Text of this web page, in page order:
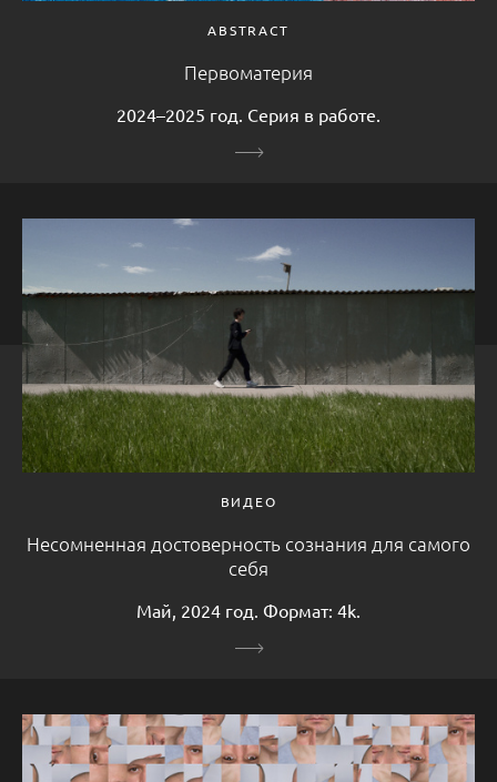
ABSTRACT
Первоматерия
2024–2025 год. Серия в работе.
ВИДЕО
Несомненная достоверность сознания для самого
себя
Май, 2024 год. Формат: 4k.